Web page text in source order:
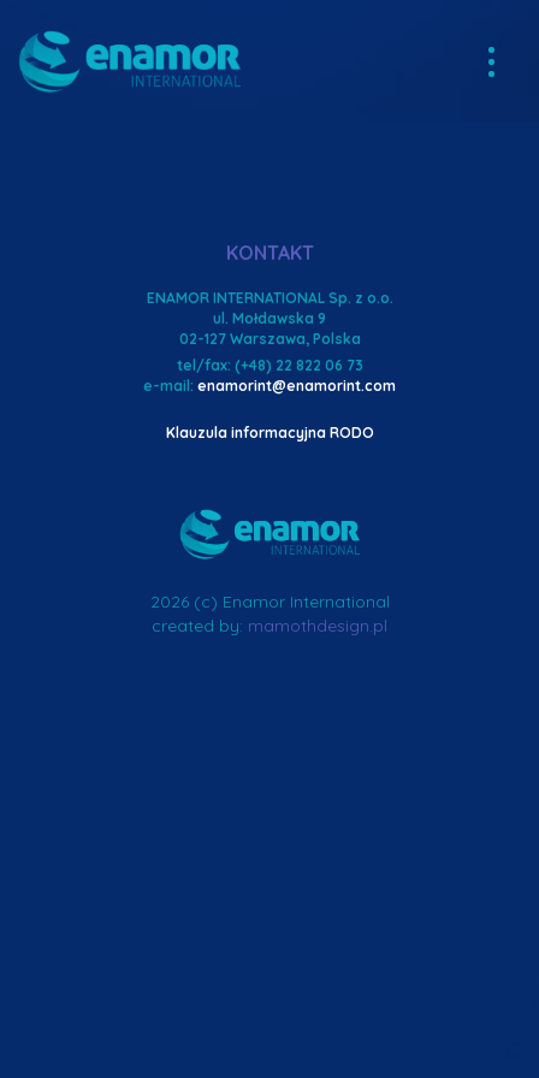
KONTAKT
ENAMOR INTERNATIONAL Sp. z o.o.
ul. Mołdawska 9
02-127 Warszawa, Polska
tel/fax: (+48) 22 822 06 73
e-mail: enamorint@enamorint.com
Klauzula informacyjna RODO
2026 (c) Enamor International
created by: mamothdesign.pl